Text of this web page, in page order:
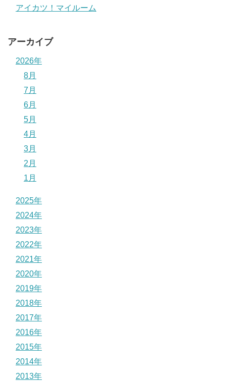
アイカツ！マイルーム
アーカイブ
2026年
8月
7月
6月
5月
4月
3月
2月
1月
2025年
2024年
2023年
2022年
2021年
2020年
2019年
2018年
2017年
2016年
2015年
2014年
2013年